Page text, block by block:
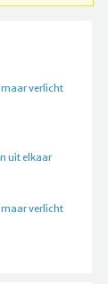
maar verlicht
uit elkaar
maar verlicht